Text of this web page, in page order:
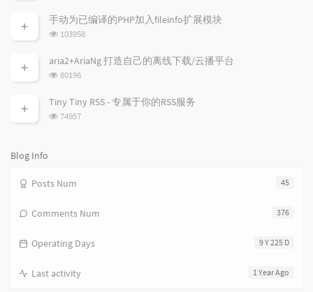
r
t
c
l
s
m
n
次
数:
手动为已编译的PHP加入fileinfo扩展模块
浏
次
103958
aria2+AriaNg 打造自己的离线下载/云播平台
浏
次
数:
80196
Tiny Tiny RSS - 专属于你的RSS服务
浏
74957
Blog Info
45
Posts Num
376
Comments Num
9 Y 225 D
Operating Days
1 Year Ago
Last activity